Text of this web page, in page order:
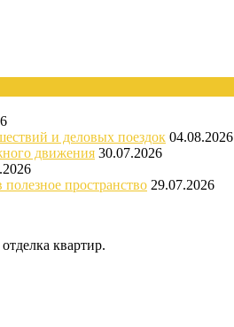
и деловых поездок 04.08.2026
движения 30.07.2026
пространство 29.07.2026
квартир.